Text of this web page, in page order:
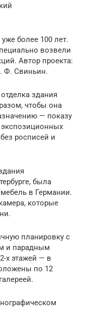
более 100 лет.
возвели
Автор проекта:
Ф. Свиньин.
здания
чтобы она
— показу
росписей и
была
в Германии.
которые
планировку с
и парадным
х этажей — в
по 12